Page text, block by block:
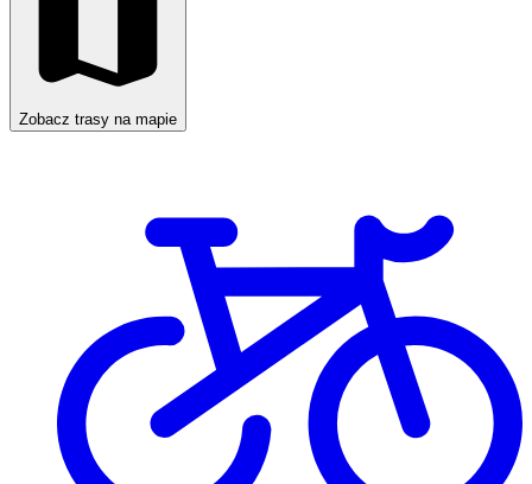
Zobacz trasy na mapie